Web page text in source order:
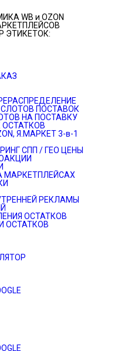
WB и OZON
ЭТИКЕТОК:
СЛОТОВ ПОСТАВОК
НА ПОСТАВКУ
ОСТАТКОВ
Я.МАРКЕТ 3-в-1
СПП / ГЕО ЦЕНЫ
МАРКЕТПЛЕЙСАХ
РЕКЛАМЫ
ОСТАТКОВ
ОСТАТКОВ